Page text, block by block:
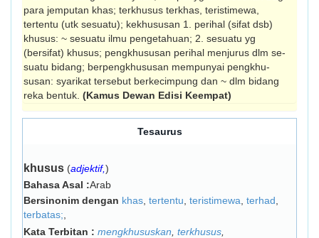
para jemputan khas; terkhusus terkhas, teristimewa,
tertentu (utk sesuatu); kekhususan 1. perihal (sifat dsb)
khusus: ~ sesuatu ilmu pengetahuan; 2. sesuatu yg
(bersifat) khusus; pengkhususan perihal menjurus dlm se­
suatu bidang; berpengkhususan mempunyai pengkhu­
susan: syarikat tersebut berkecimpung dan ~ dlm bidang
reka bentuk. (Kamus Dewan Edisi Keempat)
Tesaurus
khusus (adjektif,)
Bahasa Asal :Arab
Bersinonim dengan khas tertentu teristimewa terhad
terbatas;
Kata Terbitan : mengkhususkan terkhusus